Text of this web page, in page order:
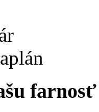
farnosť